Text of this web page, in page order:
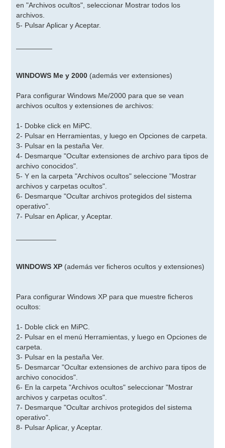
en "Archivos ocultos", seleccionar Mostrar todos los
archivos.
5- Pulsar Aplicar y Aceptar.
WINDOWS Me y 2000 (además ver extensiones)
Para configurar Windows Me/2000 para que se vean
archivos ocultos y extensiones de archivos:
1- Dobke click en MiPC.
2- Pulsar en Herramientas, y luego en Opciones de carpeta.
3- Pulsar en la pestaña Ver.
4- Desmarque "Ocultar extensiones de archivo para tipos de
archivo conocidos".
5- Y en la carpeta "Archivos ocultos" seleccione "Mostrar
archivos y carpetas ocultos".
6- Desmarque "Ocultar archivos protegidos del sistema
operativo".
7- Pulsar en Aplicar, y Aceptar.
WINDOWS XP (además ver ficheros ocultos y extensiones)
Para configurar Windows XP para que muestre ficheros
ocultos:
1- Doble click en MiPC.
2- Pulsar en el menú Herramientas, y luego en Opciones de
carpeta.
3- Pulsar en la pestaña Ver.
5- Desmarcar "Ocultar extensiones de archivo para tipos de
archivo conocidos".
6- En la carpeta "Archivos ocultos" seleccionar "Mostrar
archivos y carpetas ocultos".
7- Desmarque "Ocultar archivos protegidos del sistema
operativo".
8- Pulsar Aplicar, y Aceptar.